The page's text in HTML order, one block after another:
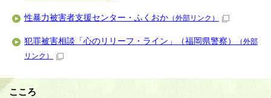
性暴力被害者支援センター・ふくおか （外部リンク）
犯罪被害相談「心のリリーフ・ライン」（福岡県警察）
（外部
リンク）
こころ